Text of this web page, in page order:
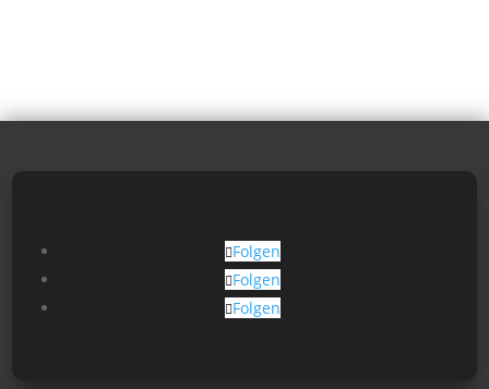
Folgen
Folgen
Folgen